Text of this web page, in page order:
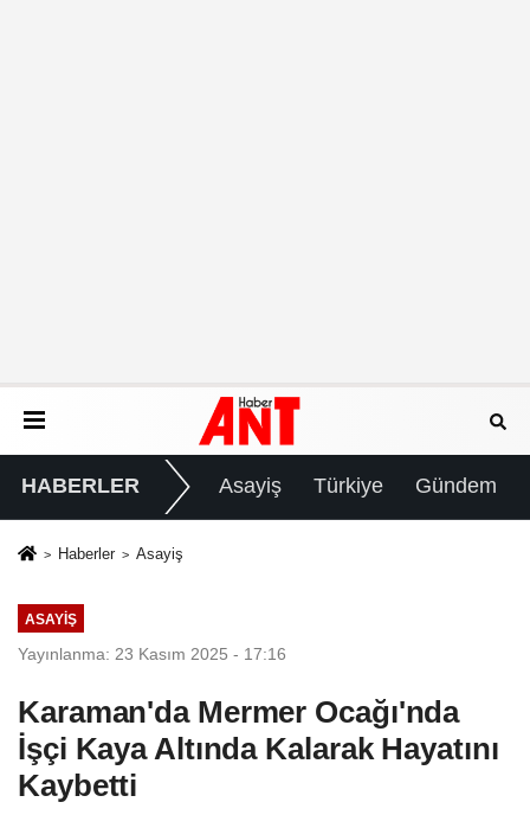
HABERLER Asayiş Türkiye Gündem
Haberler Asayiş
ASAYIŞ
Yayınlanma: 23 Kasım 2025 - 17:16
Karaman'da Mermer Ocağı'nda
İşçi Kaya Altında Kalarak Hayatını
Kaybetti